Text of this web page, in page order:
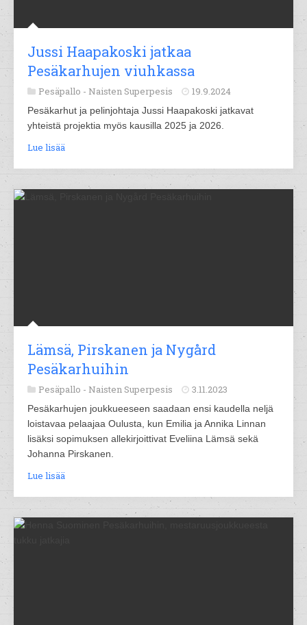
Jussi Haapakoski jatkaa
Pesäkarhujen viuhkassa
Pesäpallo - Naisten Superpesis 19.9.2024
Pesäkarhut ja pelinjohtaja Jussi Haapakoski jatkavat
yhteistä projektia myös kausilla 2025 ja 2026.
Lue lisää
Lämsä, Pirskanen ja Nygård
Pesäkarhuihin
Pesäpallo - Naisten Superpesis 3.11.2023
Pesäkarhujen joukkueeseen saadaan ensi kaudella neljä
loistavaa pelaajaa Oulusta, kun Emilia ja Annika Linnan
lisäksi sopimuksen allekirjoittivat Eveliina Lämsä sekä
Johanna Pirskanen.
Lue lisää